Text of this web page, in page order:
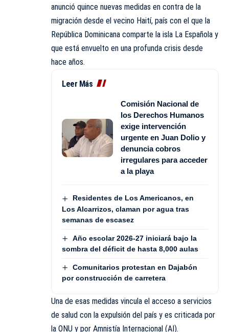
anunció quince nuevas medidas en contra de la
migración desde el vecino Haití, país con el que la
República Dominicana comparte la isla La Española y
que está envuelto en una profunda crisis desde
hace años.
Leer Más
Comisión Nacional de
los Derechos Humanos
exige intervención
urgente en Juan Dolio y
denuncia cobros
irregulares para acceder
a la playa
Residentes de Los Americanos, en
Los Alcarrizos, claman por agua tras
semanas de escasez
Año escolar 2026-27 iniciará bajo la
sombra del déficit de hasta 8,000 aulas
Comunitarios protestan en Dajabón
por construcción de carretera
Una de esas medidas vincula el acceso a servicios
de salud con la expulsión del país y es criticada por
la ONU y por Amnistía Internacional (AI).